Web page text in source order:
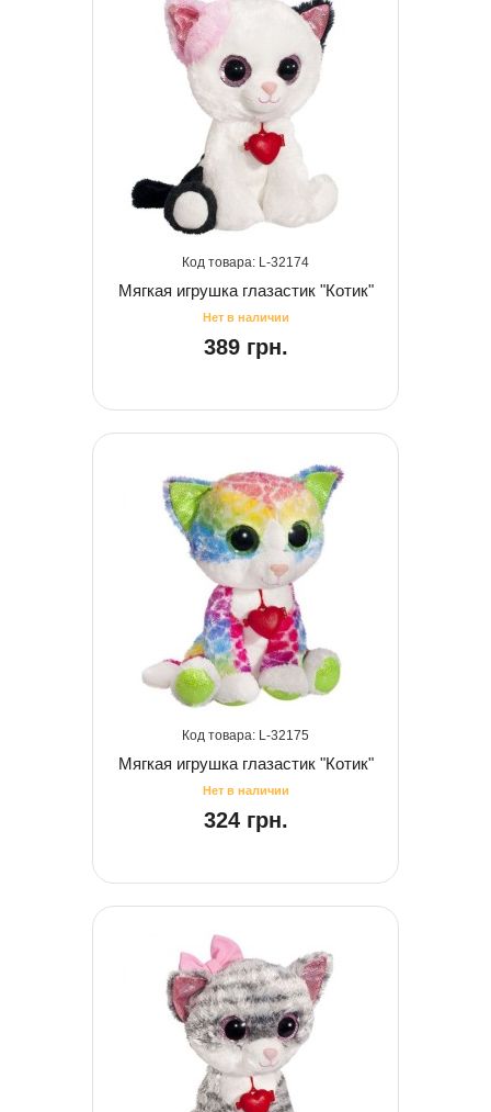
32174
Мягкая игрушка глазастик "Котик"
389 грн.
32175
Мягкая игрушка глазастик "Котик"
324 грн.